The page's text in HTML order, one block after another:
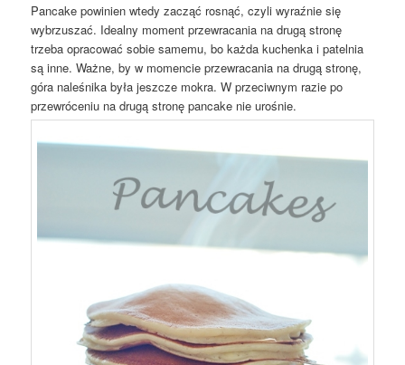
Pancake powinien wtedy zacząć rosnąć, czyli wyraźnie się
wybrzuszać. Idealny moment przewracania na drugą stronę
trzeba opracować sobie samemu, bo każda kuchenka i patelnia
są inne. Ważne, by w momencie przewracania na drugą stronę,
góra naleśnika była jeszcze mokra. W przeciwnym razie po
przewróceniu na drugą stronę pancake nie urośnie.